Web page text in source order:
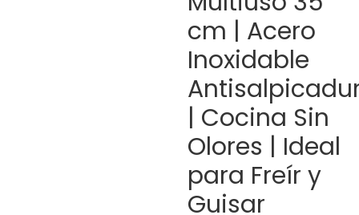
cm | Acero
Inoxidable
| Cocina Sin
Olores | Ideal
para Freír y
Guisar